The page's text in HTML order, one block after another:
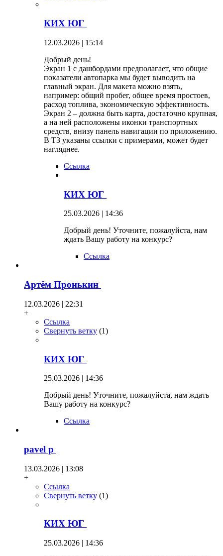
КИХ ЮГ
12.03.2026 | 15:14
Добрый день!
Экран 1 с дашбордами предполагает, что общие
показатели автопарка мы будет выводить на
главный экран. Для макета можно взять,
например: общий пробег, общее время простоев,
расход топлива, экономическую эффективность.
Экран 2 – должна быть карта, достаточно крупная,
а на ней расположены иконки транспортных
средств, внизу панель навигации по приложению.
В ТЗ указаны ссылки с примерами, может будет
нагляднее.
Ссылка
КИХ ЮГ
25.03.2026 | 14:36
Добрый день! Уточните, пожалуйста, нам
ждать Вашу работу на конкурс?
Ссылка
Артём Пронькин
12.03.2026 | 22:31
+
Ссылка
Свернуть ветку (1)
КИХ ЮГ
25.03.2026 | 14:36
Добрый день! Уточните, пожалуйста, нам ждать
Вашу работу на конкурс?
Ссылка
pavel p
13.03.2026 | 13:08
+
Ссылка
Свернуть ветку (1)
КИХ ЮГ
25.03.2026 | 14:36